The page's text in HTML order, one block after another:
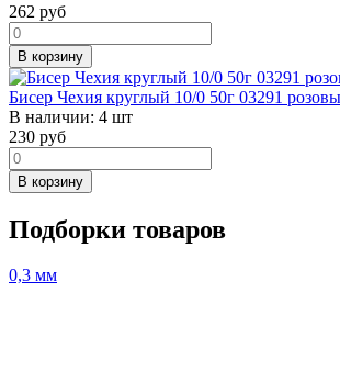
262 руб
В корзину
Бисер Чехия круглый 10/0 50г 03291
В наличии: 4 шт
230 руб
В корзину
Подборки товаров
0,3 мм